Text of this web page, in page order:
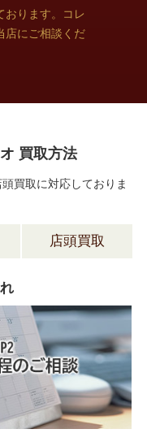
おります。コレ
店にご相談くだ
買取方法
買取に対応しておりま
店頭買取